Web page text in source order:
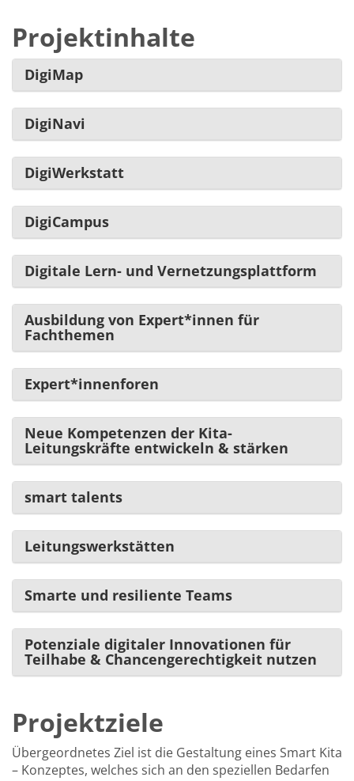
Projektinhalte
DigiMap
DigiNavi
DigiWerkstatt
DigiCampus
Digitale Lern- und Vernetzungsplattform
Ausbildung von Expert*innen für
Fachthemen
Expert*innenforen
Neue Kompetenzen der Kita-
Leitungskräfte entwickeln & stärken
smart talents
Leitungswerkstätten
Smarte und resiliente Teams
Potenziale digitaler Innovationen für
Teilhabe & Chancengerechtigkeit nutzen
Projektziele
Übergeordnetes Ziel ist die Gestaltung eines Smart Kita
– Konzeptes, welches sich an den speziellen Bedarfen